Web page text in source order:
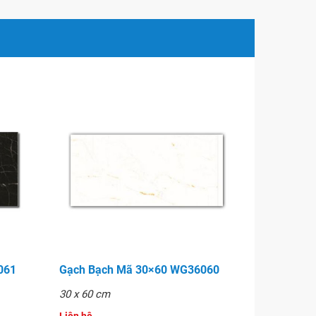
Gạch Bạch Mã 30×60 WG36060
30 x 60 cm